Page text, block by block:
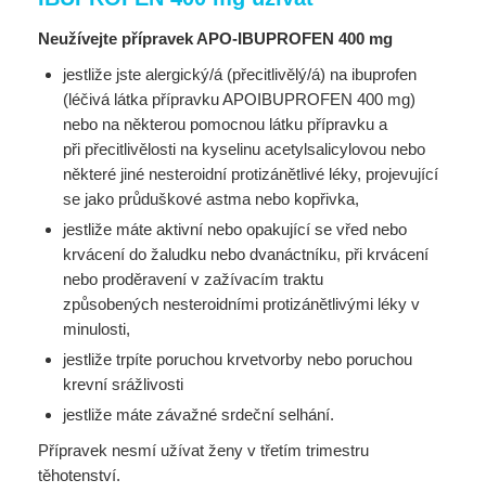
Neužívejte přípravek APO-IBUPROFEN 400 mg
jestliže jste alergický/á (přecitlivělý/á) na ibuprofen
(léčivá látka přípravku APOIBUPROFEN 400 mg)
nebo na některou pomocnou látku přípravku a
při přecitlivělosti na kyselinu acetylsalicylovou nebo
některé jiné nesteroidní protizánětlivé léky, projevující
se jako průduškové astma nebo kopřivka,
jestliže máte aktivní nebo opakující se vřed nebo
krvácení do žaludku nebo dvanáctníku, při krvácení
nebo proděravení v zažívacím traktu
způsobených nesteroidními protizánětlivými léky v
minulosti,
jestliže trpíte poruchou krvetvorby nebo poruchou
krevní srážlivosti
jestliže máte závažné srdeční selhání.
Přípravek nesmí užívat ženy v třetím trimestru
těhotenství.